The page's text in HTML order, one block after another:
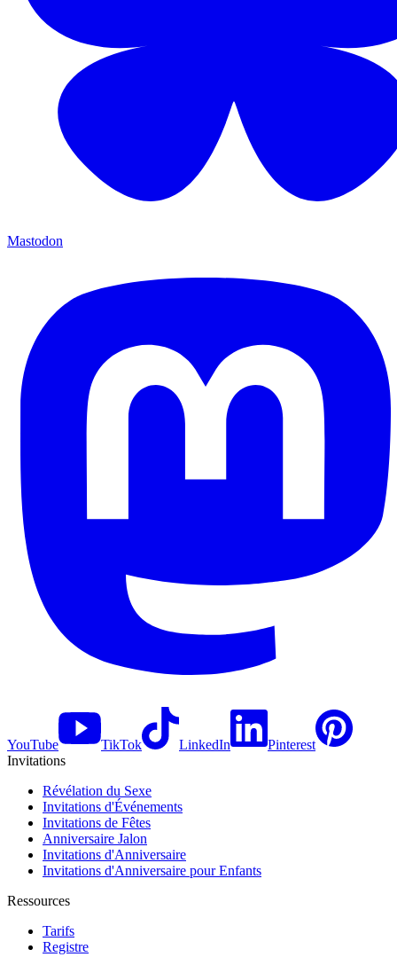
Mastodon
YouTube TikTok LinkedIn
Pinterest
Invitations
Révélation du Sexe
Invitations d'Événements
Invitations de Fêtes
Anniversaire Jalon
Invitations d'Anniversaire
Invitations d'Anniversaire pour Enfants
Ressources
Tarifs
Registre